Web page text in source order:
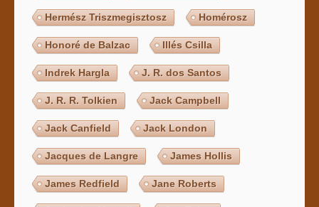
Hermész Triszmegisztosz Homérosz
Honoré de Balzac Illés Csilla
Indrek Hargla J. R. dos Santos
J. R. R. Tolkien Jack Campbell
Jack Canfield Jack London
Jacques de Langre James Hollis
James Redfield Jane Roberts